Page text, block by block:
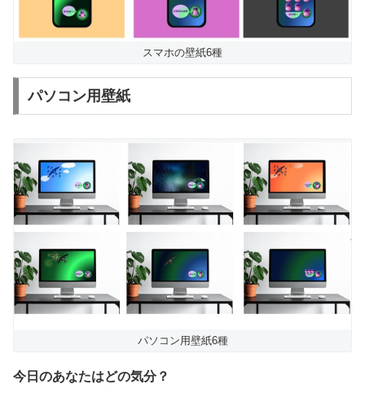
スマホの壁紙6種
パソコン用壁紙
パソコン用壁紙6種
今日のあなたはどの気分？